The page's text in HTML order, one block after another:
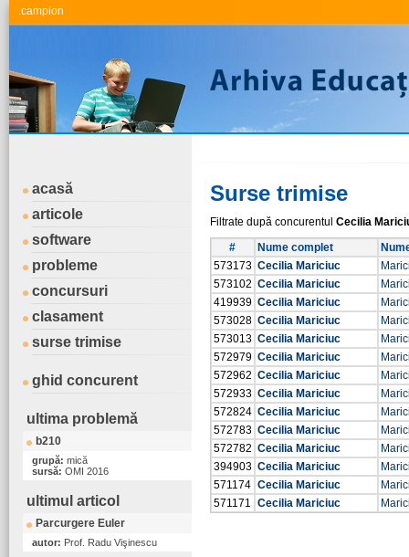
.campion
acasă
articole
software
probleme
concursuri
clasament
surse trimise
ghid concurent
ultima problemă
b210
grupă: mică
sursă: OMI 2016
ultimul articol
Parcurgere Euler
autor: Prof. Radu Vişinescu
Surse trimise
Filtrate după concurentul Cecilia
#
Nume complet
573173 Cecilia Mariciuc
573102 Cecilia Mariciuc
419939 Cecilia Mariciuc
573028 Cecilia Mariciuc
573013 Cecilia Mariciuc
572979 Cecilia Mariciuc
572962 Cecilia Mariciuc
572933 Cecilia Mariciuc
572824 Cecilia Mariciuc
572783 Cecilia Mariciuc
572782 Cecilia Mariciuc
394903 Cecilia Mariciuc
571174 Cecilia Mariciuc
571171 Cecilia Mariciuc